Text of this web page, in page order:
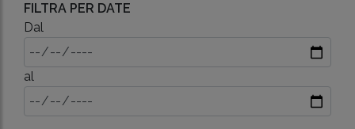
FILTRA PER DATE
Dal
al